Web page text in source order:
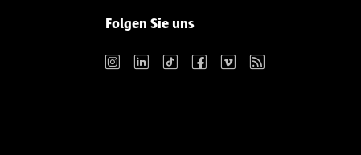
Folgen Sie uns
Instagram LinkedIn TikTok Facebook Vimeo RSS